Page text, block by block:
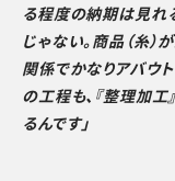
る程度の納期は見れ
じゃない。商品（糸）
関係でかなりアバウ
の工程も、『整理加
るんです」